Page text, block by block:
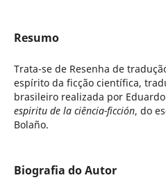
Resumo
Trata-se de Resenha de
espírito da ficção científica,
brasileiro realizada por
espiritu de la ciência-ficción, do
Bolaño.
Biografia do Autor